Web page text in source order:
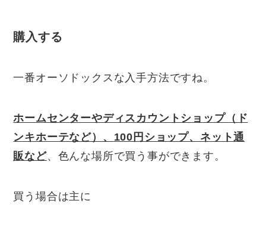
購入する
一番オーソドックスな入手方法ですね。
ホームセンターやディスカウントショップ（ド
ンキホーテなど）、 100円ショップ、ネット通
販など、色んな場所で買う事ができます。
買う場合は主に